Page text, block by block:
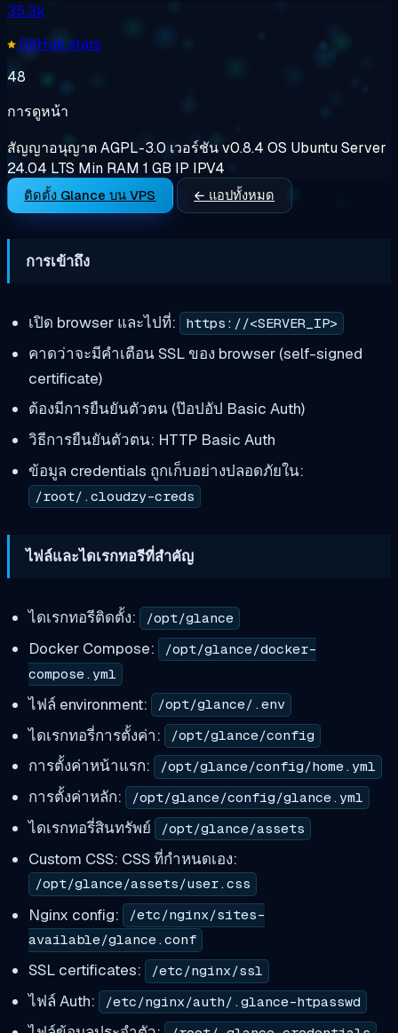
35.3k
GitHub stars
48
การดูหน้า
สัญญาอนุญาตAGPL-3.0 เวอร์ชันv0.8.4 OS Ubuntu Server
24.04 LTS Min RAM 1 GB IP IPV4
ติดตั้ง Glance บน VPS ← แอปทั้งหมด
การเข้าถึง
เปิด browser และไปที่: https://<SERVER_IP>
คาดว่าจะมีคำเตือน SSL ของ browser (self-signed
certificate)
ต้องมีการยืนยันตัวตน (ป๊อปอัป Basic Auth)
วิธีการยืนยันตัวตน: HTTP Basic Auth
ข้อมูล credentials ถูกเก็บอย่างปลอดภัยใน:
/root/.cloudzy-creds
ไฟล์และไดเรกทอรีที่สำคัญ
ไดเรกทอรีติดตั้ง: /opt/glance
Docker Compose:
/opt/glance/docker-
compose.yml
ไฟล์ environment: /opt/glance/.env
ไดเรกทอรี่การตั้งค่า: /opt/glance/config
การตั้งค่าหน้าแรก: /opt/glance/config/home.yml
การตั้งค่าหลัก: /opt/glance/config/glance.yml
ไดเรกทอรี่สินทรัพย์ /opt/glance/assets
Custom CSS: CSS ที่กำหนดเอง:
/opt/glance/assets/user.css
Nginx config:
/etc/nginx/sites-
available/glance.conf
SSL certificates: /etc/nginx/ssl
ไฟล์ Auth: /etc/nginx/auth/.glance-htpasswd